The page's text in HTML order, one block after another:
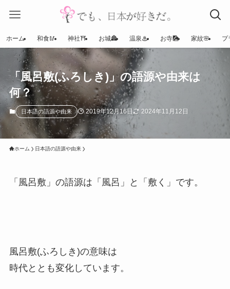
ホーム 和食🥢 神社⛩ お城🏯 温泉♨ お寺🎑 家紋🌸 プ
「風呂敷(ふろしき)」の語源や由来は
何？
日本語の語源や由来 2019年12月16日 2024年11月12日
ホーム 日本語の語源や由来
「風呂敷」の語源は「風呂」と「敷く」です。
風呂敷(ふろしき)の意味は
時代ととも変化しています。